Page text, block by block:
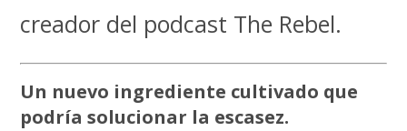
creador del podcast The Rebel.
Un nuevo ingrediente cultivado que
podría solucionar la escasez.